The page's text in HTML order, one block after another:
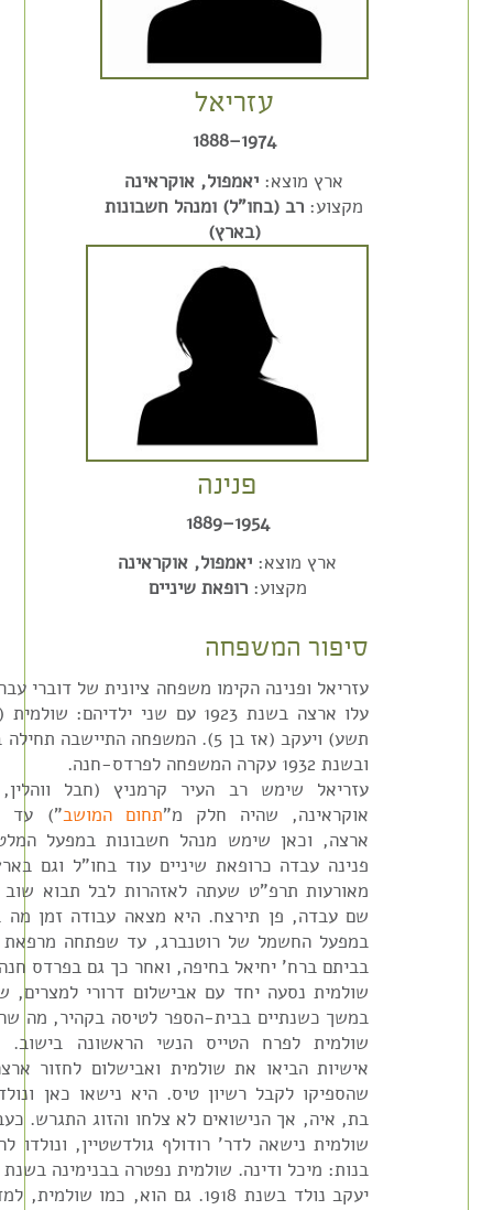
עזריאל
1974–1888
ארץ מוצא: יאמפול, אוקראינה
מקצוע: רב (בחו"ל) ומנהל חשבונות
(בארץ)
פנינה
1954–1889
ארץ מוצא: יאמפול, אוקראינה
מקצוע:רופאת שיניים
סיפור המשפחה
עזריאל ופנינה הקימו משפחה ציונית של דוברי
עלו ארצה בשנת 1923 עם שני ילדיהם:
תשע) ויעקב (אז בן 5). המשפחה התיישבה
ובשנת 1932 עקרה המשפחה לפרדס-חנה.
עזריאל שימש רב העיר קרמניץ (חבל
אוקראינה, שהיה חלק מ"תחום המושב") עד
ארצה, וכאן שימש מנהל חשבונות במפעל
פנינה עבדה כרופאת שיניים עוד בחו"ל וגם
מאורעות תרפ"ט שעתה לאזהרות לבל תבוא שוב
שם עבדה, פן תירצח. היא מצאה עבודה זמן מה
במפעל החשמל של רוטנברג, עד שפתחה מרפאת
בביתם ברח' יחיאל בחיפה, ואחר כך גם בפרדס
שולמית נסעה יחד עם אבישלום דרורי למצרים,
במשך כשנתיים בבית-הספר לטיסה בקהיר, מה
שולמית לפרח הטייס הנשי הראשונה בישוב.
אישיות הביאו את שולמית ואבישלום לחזור
שהספיקו לקבל רשיון טיס. היא נישאו כאן
בת, איה, אך הנישואים לא צלחו והזוג התגרש.
שולמית נישאה לדר' רודולף גולדשטיין, ונולדו
בנות: מיכל ודינה. שולמית נפטרה בבנימינה בשנת 2011.
יעקב נולד בשנת 1918. גם הוא, כמו